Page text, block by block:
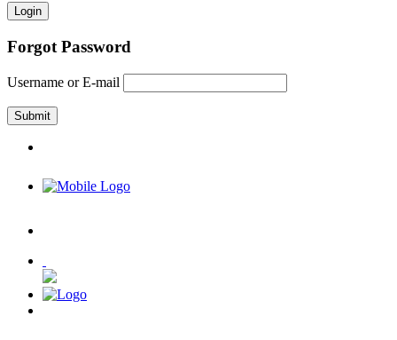
Forgot Password
Username or E-mail